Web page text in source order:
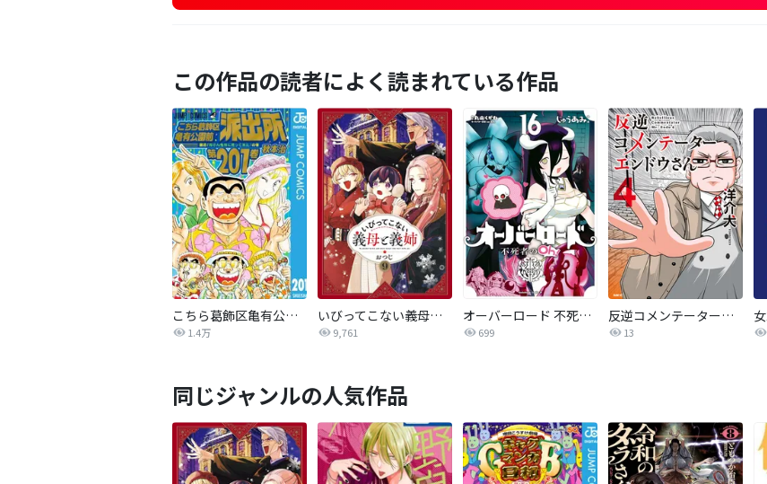
この作品の読者によく読まれている作品
こちら葛飾区亀有公園前派出所
1.4万
いびってこない義母と義姉
9,761
オーバーロード 不死者のOh!
699
反逆コメンテーターエンドウさん
13
同じジャンルの人気作品